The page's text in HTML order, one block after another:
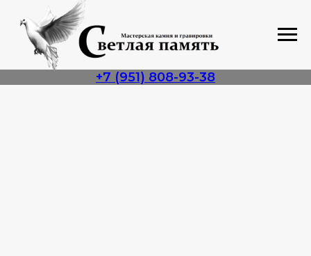
+7 (951) 808-93-38